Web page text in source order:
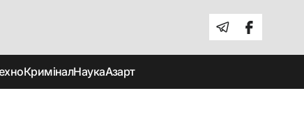
КриміналНаукаАзарт